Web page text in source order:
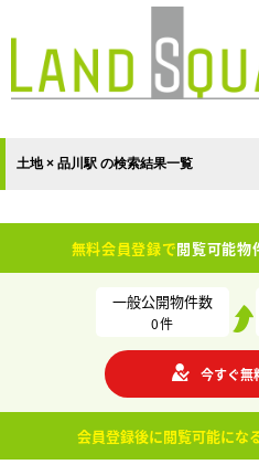
土地 × 品川駅 の検索結果一覧
無料会員登録で閲覧可能物
一般公開物件数
0件
今すぐ無
会員登録後に閲覧可能にな